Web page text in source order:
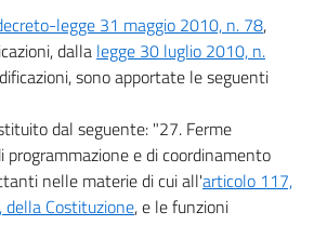
Titolo V
legge 31 maggio 2010, n. 78,
dalla legge 30 luglio 2010, n.
sono apportate le seguenti
dal seguente: "27. Ferme
programmazione e di coordinamento
nelle materie di cui all'articolo 117,
della Costituzione, e le funzioni